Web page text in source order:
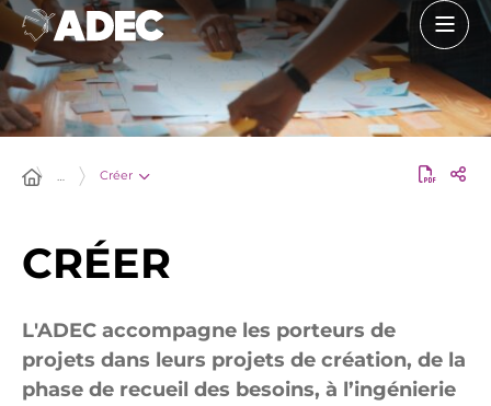
… Créer
CRÉER
L'ADEC accompagne les porteurs de
projets dans leurs projets de création, de la
phase de recueil des besoins, à l’ingénierie